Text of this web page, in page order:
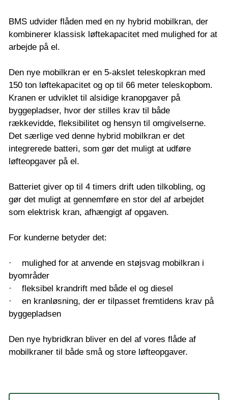
BMS udvider flåden med en ny hybrid mobilkran, der
kombinerer klassisk løftekapacitet med mulighed for at
arbejde på el.
Den nye mobilkran er en 5-akslet teleskopkran med
150 ton løftekapacitet og op til 66 meter teleskopbom.
Kranen er udviklet til alsidige kranopgaver på
byggepladser, hvor der stilles krav til både
rækkevidde, fleksibilitet og hensyn til omgivelserne.
Det særlige ved denne hybrid mobilkran er det
integrerede batteri, som gør det muligt at udføre
løfteopgaver på el.
Batteriet giver op til 4 timers drift uden tilkobling, og
gør det muligt at gennemføre en stor del af arbejdet
som elektrisk kran, afhængigt af opgaven.
For kunderne betyder det:
· mulighed for at anvende en støjsvag mobilkran i
byområder
· fleksibel krandrift med både el og diesel
· en kranløsning, der er tilpasset fremtidens krav på
byggepladsen
Den nye hybridkran bliver en del af vores flåde af
mobilkraner til både små og store løfteopgaver.